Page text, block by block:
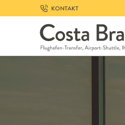
to
content
KONTAKT